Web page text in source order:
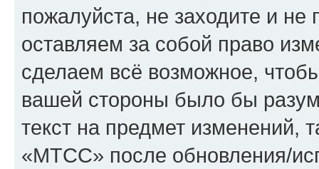
пожалуйста, не заходите и
оставляем за собой право
сделаем всё возможное,
вашей стороны было бы
текст на предмет изменений,
«МТСС» после обновления/